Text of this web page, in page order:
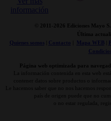
© 2011-2026 Ediciones Mayo
Última
Quienes somos| Contacto Mapa WEB
Página web optimizada para
La información contenida en esta web
contener datos sobre productos o
Le hacemos saber que no nos hacemos
país de origen puede que no
o no estar regulada,